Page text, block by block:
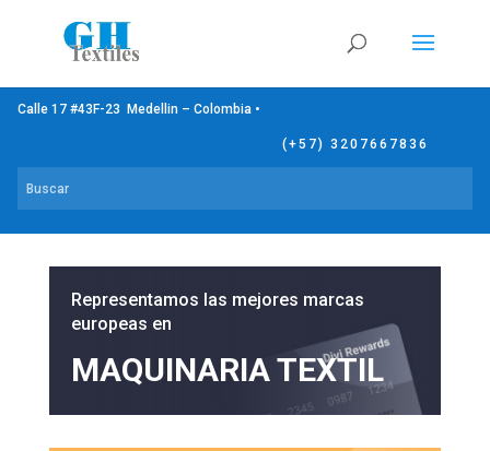
Calle 17 #43F-23 Medellin – Colombia •
(+57) 3207667836
Representamos las mejores marcas
europeas en
MAQUINARIA TEXTIL